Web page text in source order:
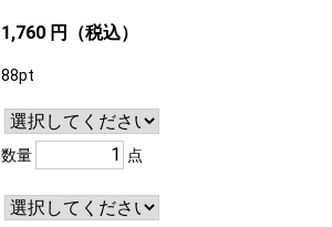
1,760 円（税込）
88pt
数量 点